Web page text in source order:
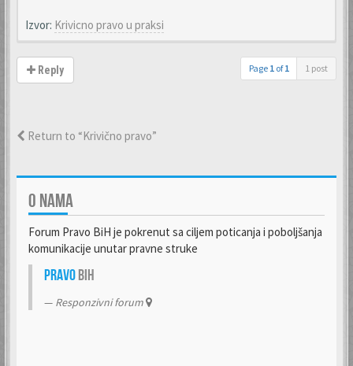
Izvor: Krivicno pravo u praksi
Reply Page 1 of1 1 post
Return to “Krivično pravo”
O NAMA
Forum Pravo BiH je pokrenut sa ciljem poticanja i poboljšanja
komunikacije unutar pravne struke
PravoBiH
Responzivni forum